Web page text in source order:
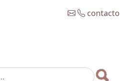
contacto